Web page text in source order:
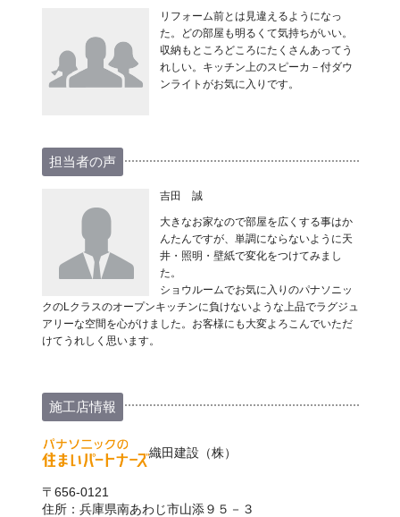
リフォーム前とは見違えるようになっ
た。どの部屋も明るくて気持ちがいい。
収納もところどころにたくさんあってう
れしい。キッチン上のスピーカ－付ダウ
ンライトがお気に入りです。
担当者の声
吉田 誠
大きなお家なので部屋を広くする事はか
んたんですが、単調にならないように天
井・照明・壁紙で変化をつけてみまし
た。
ショウルームでお気に入りのパナソニッ
クのLクラスのオープンキッチンに負けないような上品でラグジュ
アリーな空間を心がけました。お客様にも大変よろこんでいただ
けてうれしく思います。
施工店情報
織田建設（株）
〒656-0121
住所：兵庫県南あわじ市山添９５－３